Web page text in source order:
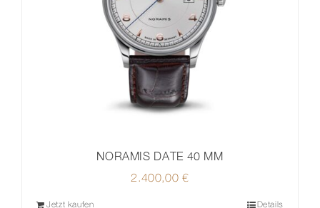
NORAMIS DATE 40 MM
2.400,00€
Jetzt kaufen Details